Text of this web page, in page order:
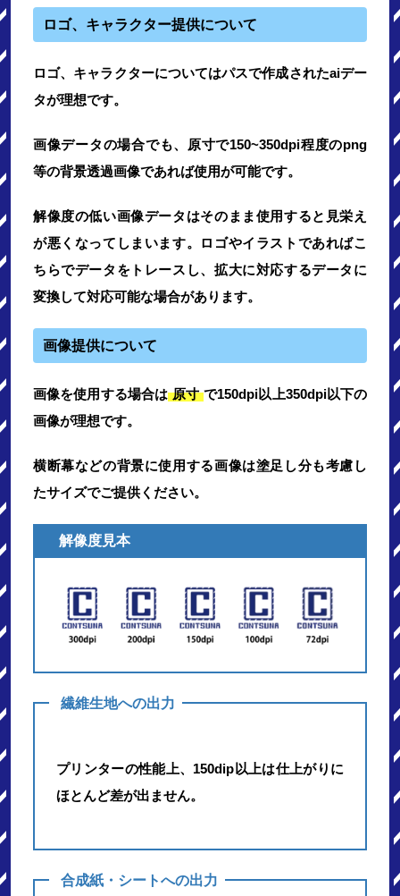
ロゴ、キャラクター提供について
ロゴ、キャラクターについてはパスで作成されたaiデー
タが理想です。
画像データの場合でも、原寸で150~350dpi程度のpng
等の背景透過画像であれば使用が可能です。
解像度の低い画像データはそのまま使用すると見栄え
が悪くなってしまいます。ロゴやイラストであればこ
ちらでデータをトレースし、拡大に対応するデータに
変換して対応可能な場合があります。
画像提供について
画像を使用する場合は 原寸 で150dpi以上350dpi以下の
画像が理想です。
横断幕などの背景に使用する画像は塗足し分も考慮し
たサイズでご提供ください。
解像度見本
繊維生地への出力
プリンターの性能上、150dip以上は仕上がりに
ほとんど差が出ません。
合成紙・シートへの出力